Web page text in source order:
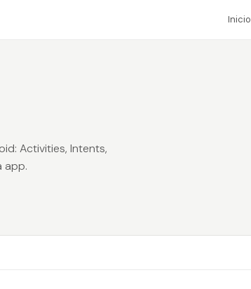
Inicio
Activities, Intents,
app.